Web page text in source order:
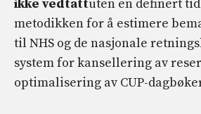
ikke vedtattuten en definert
metodikken for å estimere
til NHS og de nasjonale
system for kansellering av
optimalisering av CUP-